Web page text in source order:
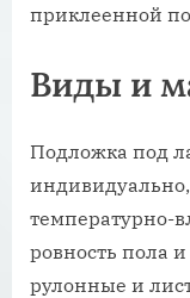
приклеенной
Виды и
Подложка под
температурно-
ровность пола
рулонные и